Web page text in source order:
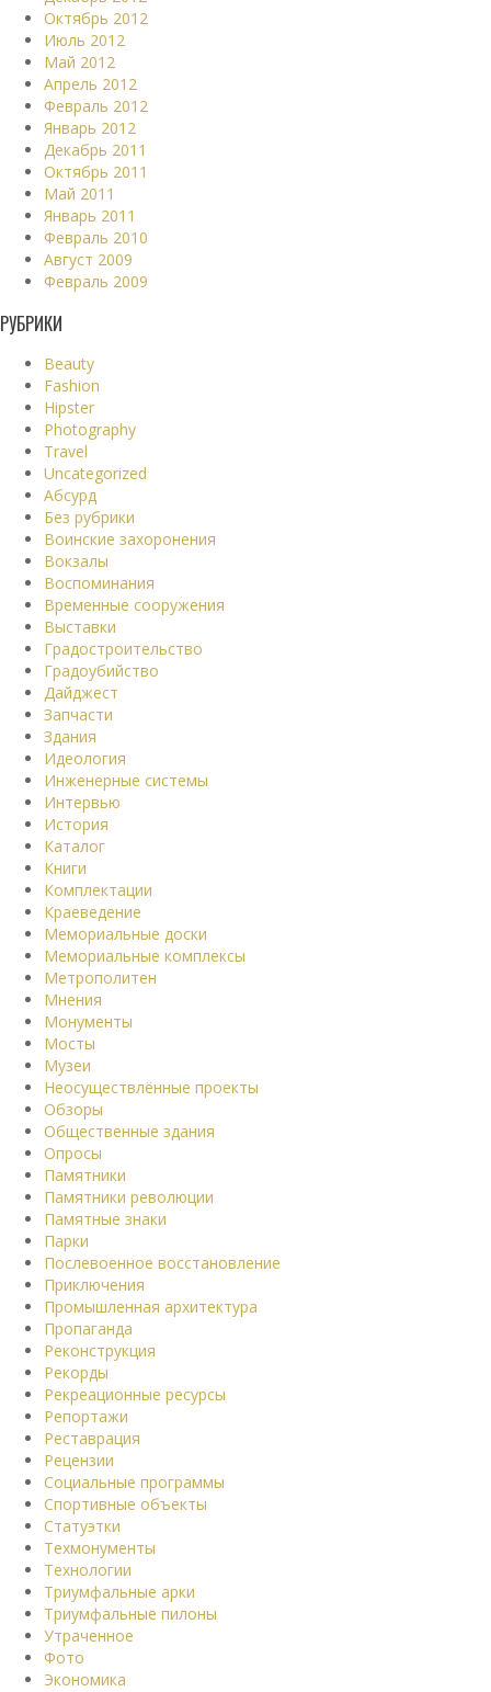
Октябрь 2012
Июль 2012
Май 2012
Апрель 2012
Февраль 2012
Январь 2012
Декабрь 2011
Октябрь 2011
Май 2011
Январь 2011
Февраль 2010
Август 2009
Февраль 2009
РУБРИКИ
Beauty
Fashion
Hipster
Photography
Travel
Uncategorized
Абсурд
Без рубрики
Воинские захоронения
Вокзалы
Воспоминания
Временные сооружения
Выставки
Градостроительство
Градоубийство
Дайджест
Запчасти
Здания
Идеология
Инженерные системы
Интервью
История
Каталог
Книги
Комплектации
Краеведение
Мемориальные доски
Мемориальные комплексы
Метрополитен
Мнения
Монументы
Мосты
Музеи
Неосуществлённые проекты
Обзоры
Общественные здания
Опросы
Памятники
Памятники революции
Памятные знаки
Парки
Послевоенное восстановление
Приключения
Промышленная архитектура
Пропаганда
Реконструкция
Рекорды
Рекреационные ресурсы
Репортажи
Реставрация
Рецензии
Социальные программы
Спортивные объекты
Статуэтки
Техмонументы
Технологии
Триумфальные арки
Триумфальные пилоны
Утраченное
Фото
Экономика